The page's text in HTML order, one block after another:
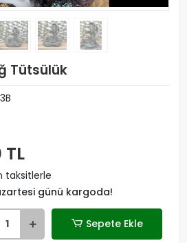
Tütsülük
taksitlerle
günü kargoda!
Sepete Ekle